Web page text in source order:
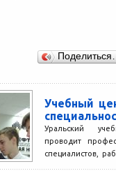
Учебный
Уральский
проводит
специалистов,